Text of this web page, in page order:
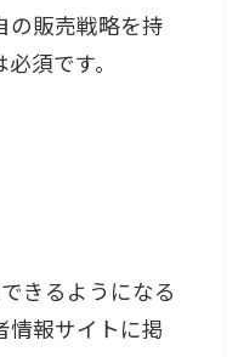
の販売戦略を持
須です。
きるようになる
情報サイトに掲